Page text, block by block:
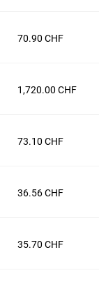
70.90 CHF
1,720.00 CHF
73.10 CHF
36.56CHF
35.70 CHF